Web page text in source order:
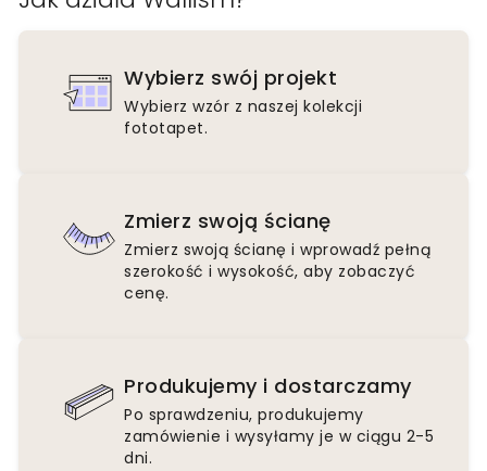
Wybierz swój projekt
Wybierz wzór z naszej kolekcji
fototapet.
Zmierz swoją ścianę
Zmierz swoją ścianę i wprowadź pełną
szerokość i wysokość, aby zobaczyć
cenę.
Produkujemy i dostarczamy
Po sprawdzeniu, produkujemy
zamówienie i wysyłamy je w ciągu 2-5
dni.